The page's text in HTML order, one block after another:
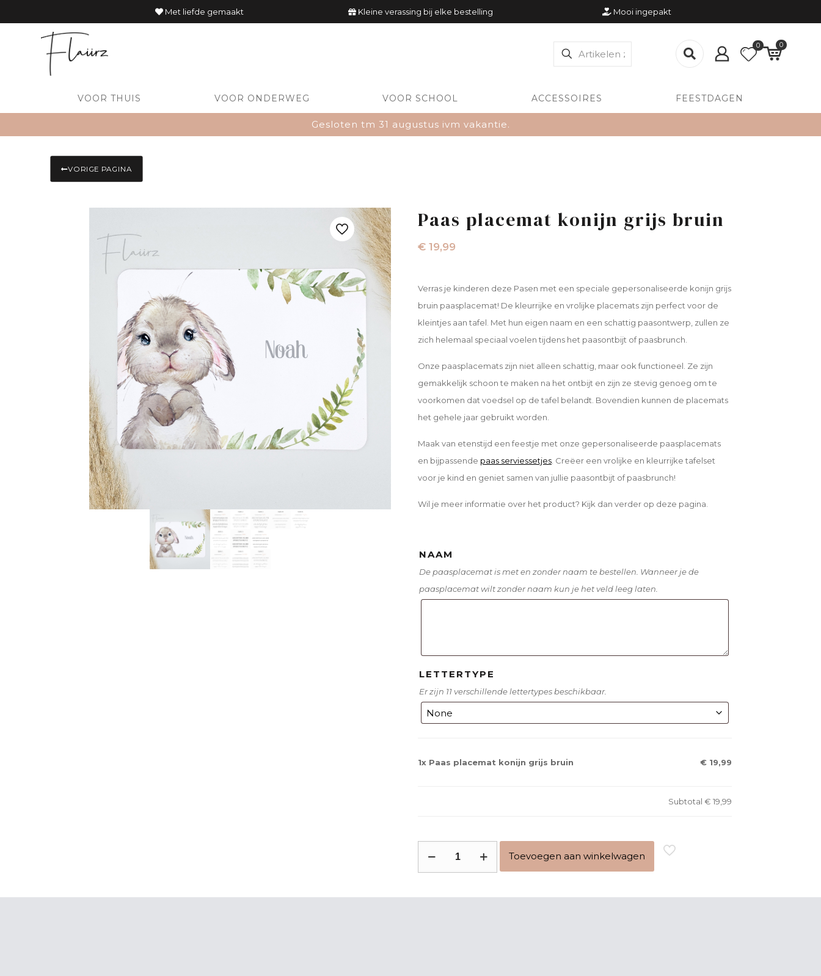
Met liefde gemaakt Kleine verassing bij elke bestelling Mooi ingepakt
0 0
VOOR THUIS VOOR ONDERWEG VOOR SCHOOL ACCESSOIRES FEESTDAGEN
Gesloten tm 31 augustus ivm vakantie.
VORIGE PAGINA
Paas placemat konijn grijs bruin
€ 19,99
Verras je kinderen deze Pasen met een speciale gepersonaliseerde konijn grijs
bruin paasplacemat! De kleurrijke en vrolijke placemats zijn perfect voor de
kleintjes aan tafel. Met hun eigen naam en een schattig paasontwerp, zullen ze
zich helemaal speciaal voelen tijdens het paasontbijt of paasbrunch.
Onze paasplacemats zijn niet alleen schattig, maar ook functioneel. Ze zijn
gemakkelijk schoon te maken na het ontbijt en zijn ze stevig genoeg om te
voorkomen dat voedsel op de tafel belandt. Bovendien kunnen de placemats
het gehele jaar gebruikt worden.
Maak van etenstijd een feestje met onze gepersonaliseerde paasplacemats
en bijpassende paas serviessetjes . Creëer een vrolijke en kleurrijke tafelset
voor je kind en geniet samen van jullie paasontbijt of paasbrunch!
Wil je meer informatie over het product? Kijk dan verder op deze pagina.
NAAM
De paasplacemat is met en zonder naam te bestellen. Wanneer je de
paasplacemat wilt zonder naam kun je het veld leeg laten.
LETTERTYPE
Er zijn 11 verschillende lettertypes beschikbaar.
1x Paas placemat konijn grijs bruin € 19,99
Subtotal € 19,99
grijs
Toevoegen aan winkelwagen